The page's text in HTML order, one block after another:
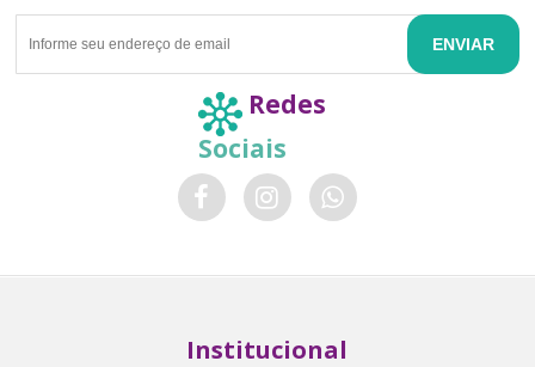
ENVIAR
Redes
Sociais
Institucional